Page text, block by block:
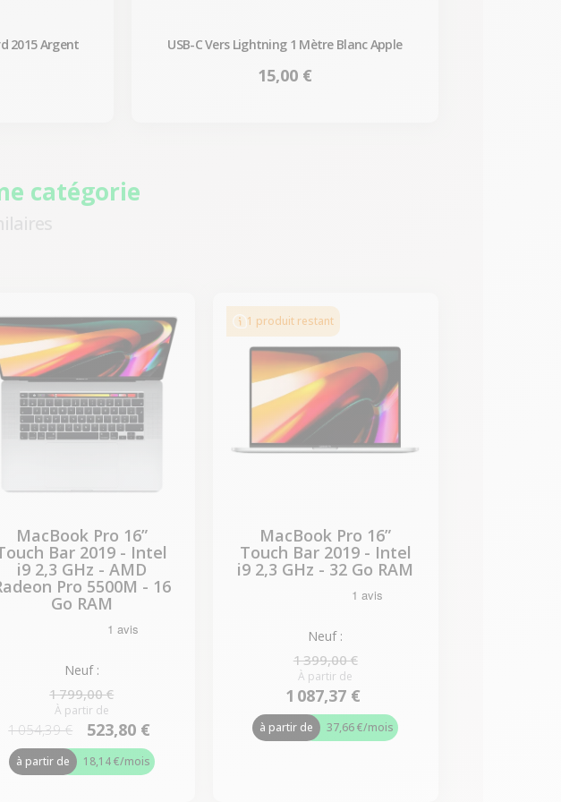
2015 Argent USB-C Vers Lightning 1 Mètre Blanc Apple
Prix
15,00 €
catégorie
MacBook Pro 16”
Bar 2019 - Intel
i9 2,3 GHz - AMD
Pro 5500M - 16
Go RAM
Neuf :
1 799,00 €
À partir de
1 054,39 € 523,80 €
à partir de 18,14 €/mois
1 produit restant
MacBook Pro 16”
Touch Bar 2019 - Intel
i9 2,3 GHz - 32 Go RAM
Neuf :
1 399,00 €
À partir de
1 087,37 €
à partir de 37,66 €/mois